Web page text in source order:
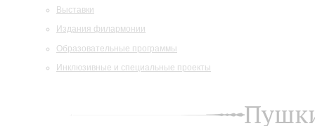
Выставки
Издания филармонии
Образовательные программы
Инклюзивные и специальные проекты